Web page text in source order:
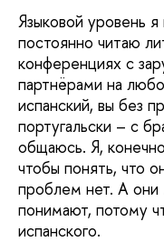
Языковой уровень
постоянно читаю
конференциях с
партнёрами на
испанский, вы без
португальски – с
общаюсь. Я,
чтобы понять, что
проблем нет. А
понимают, потому
испанского.